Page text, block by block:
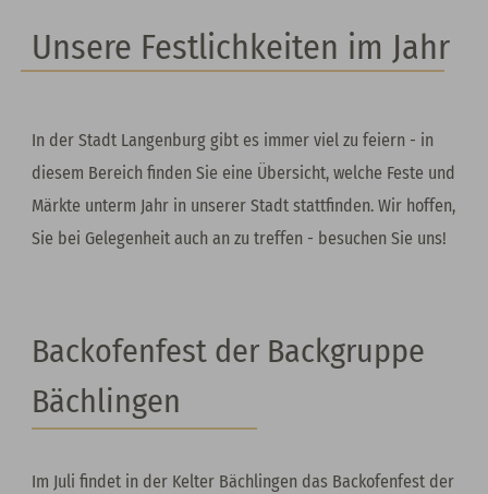
Unsere Festlichkeiten im Jahr
In der Stadt Langenburg gibt es immer viel zu feiern - in
diesem Bereich finden Sie eine Übersicht, welche Feste und
Märkte unterm Jahr in unserer Stadt stattfinden. Wir hoffen,
Sie bei Gelegenheit auch an zu treffen - besuchen Sie uns!
Backofenfest der Backgruppe
Bächlingen
Im Juli findet in der Kelter Bächlingen das Backofenfest der